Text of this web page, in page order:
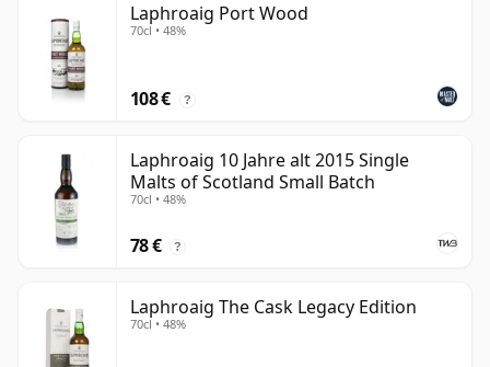
Laphroaig Port Wood
70cl • 48%
108 € ?
Laphroaig 10 Jahre alt 2015 Single
Malts of Scotland Small Batch
70cl • 48%
78 € ?
Laphroaig The Cask Legacy Edition
70cl • 48%